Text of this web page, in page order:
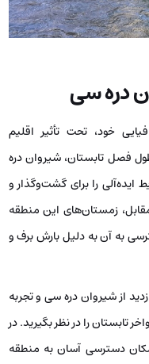
دره سی
خود، تحت تأثیر اقلیم
فصل تابستان، شیروان دره
را برای گشت‌وگذار و
زمستان‌های این منطقه
به آن به دلیل بارش برف و
از شیروان دره‌ سی و تجربه
تابستان را در نظر بگیرید. در
دسترسی آسان به منطقه